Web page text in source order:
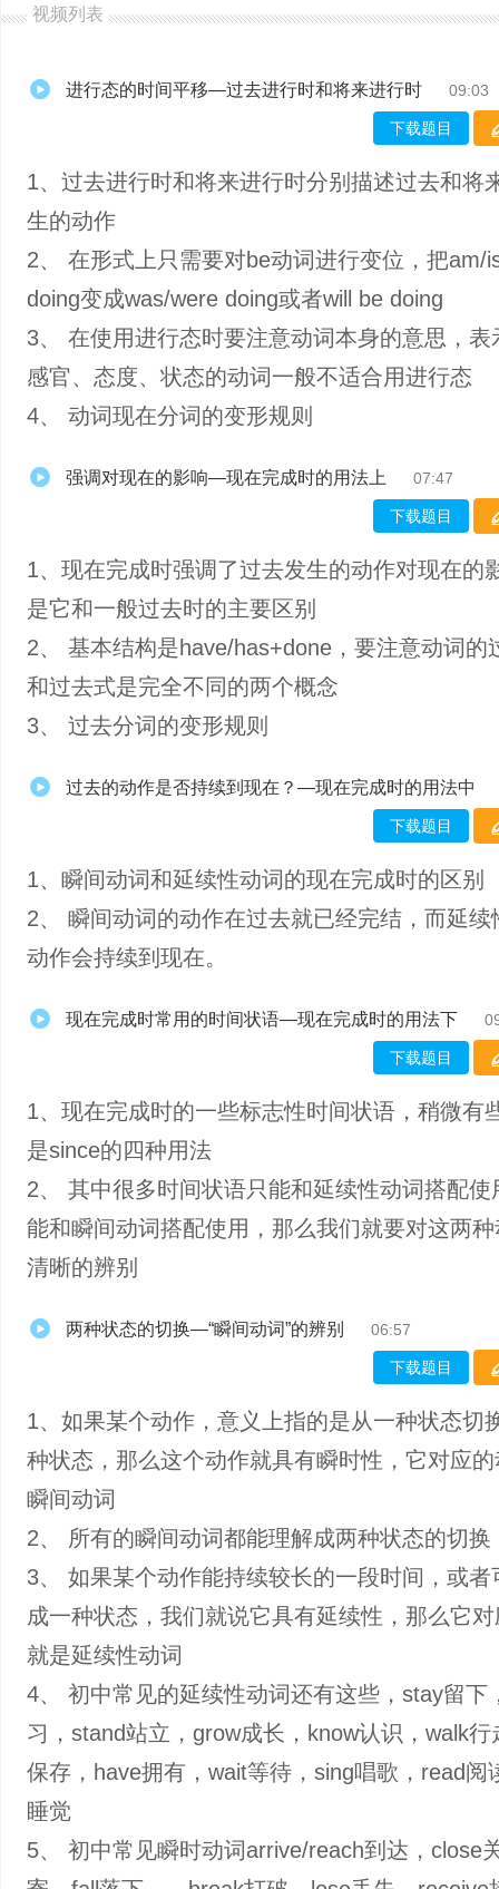
视频列表
进行态的时间平移—过去进行时和将来进行时 09:03
下载题目
1、过去进行时和将来进行时分别描述过去和将
生的动作
2、 在形式上只需要对be动词进行变位，把am/
doing变成was/were doing或者will be doing
3、 在使用进行态时要注意动词本身的意思，表
感官、态度、状态的动词一般不适合用进行态
4、 动词现在分词的变形规则
强调对现在的影响—现在完成时的用法上 07:47
下载题目
1、现在完成时强调了过去发生的动作对现在的
是它和一般过去时的主要区别
2、 基本结构是have/has+done，要注意动词的
和过去式是完全不同的两个概念
3、 过去分词的变形规则
过去的动作是否持续到现在？—现在完成时的用法中
下载题目
1、瞬间动词和延续性动词的现在完成时的区别
2、 瞬间动词的动作在过去就已经完结，而延续
动作会持续到现在。
现在完成时常用的时间状语—现在完成时的用法下
下载题目
1、现在完成时的一些标志性时间状语，稍微有
是since的四种用法
2、 其中很多时间状语只能和延续性动词搭配使
能和瞬间动词搭配使用，那么我们就要对这两
清晰的辨别
两种状态的切换—“瞬间动词”的辨别 06:57
下载题目
1、如果某个动作，意义上指的是从一种状态切
种状态，那么这个动作就具有瞬时性，它对应
瞬间动词
2、 所有的瞬间动词都能理解成两种状态的切换
3、 如果某个动作能持续较长的一段时间，或者
成一种状态，我们就说它具有延续性，那么它
就是延续性动词
4、 初中常见的延续性动词还有这些，stay留下
习，stand站立，grow成长，know认识，walk行
保存，have拥有，wait等待，sing唱歌，read阅
睡觉
5、 初中常见瞬时动词arrive/reach到达，close